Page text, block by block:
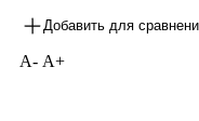
Добавить для